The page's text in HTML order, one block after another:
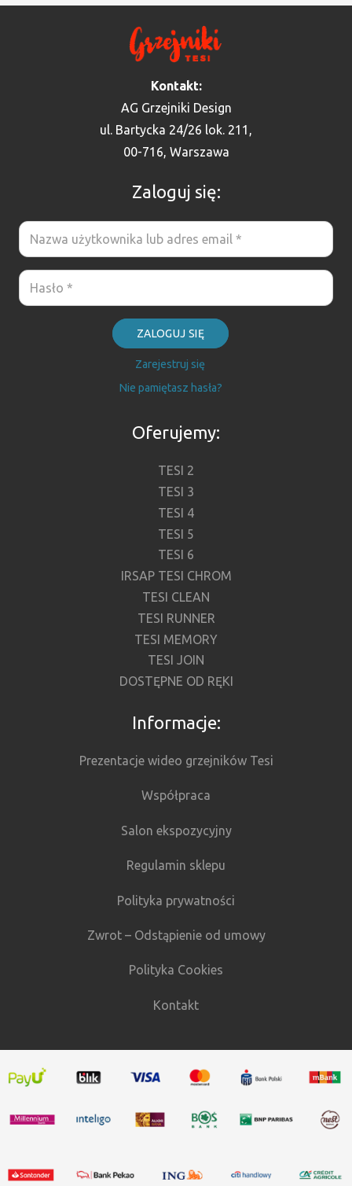
Kontakt:
AG Grzejniki Design
ul. Bartycka 24/26 lok. 211,
00-716, Warszawa
Zaloguj się:
ZALOGUJ SIĘ
Zarejestruj się
Nie pamiętasz hasła?
Oferujemy:
TESI 2
TESI 3
TESI 4
TESI 5
TESI 6
IRSAP TESI CHROM
TESI CLEAN
TESI RUNNER
TESI MEMORY
TESI JOIN
DOSTĘPNE OD RĘKI
Informacje:
Prezentacje wideo grzejników Tesi
Współpraca
Salon ekspozycyjny
Regulamin sklepu
Polityka prywatności
Zwrot – Odstąpienie od umowy
Polityka Cookies
Kontakt